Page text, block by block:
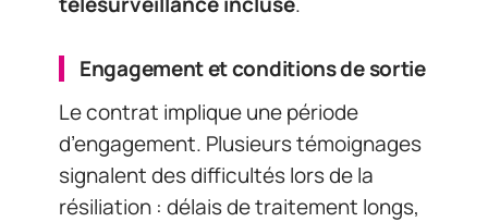
Engagement et conditions de sortie
Le contrat implique une période
d’engagement. Plusieurs témoignages
signalent des difficultés lors de la
résiliation : délais de traitement longs,